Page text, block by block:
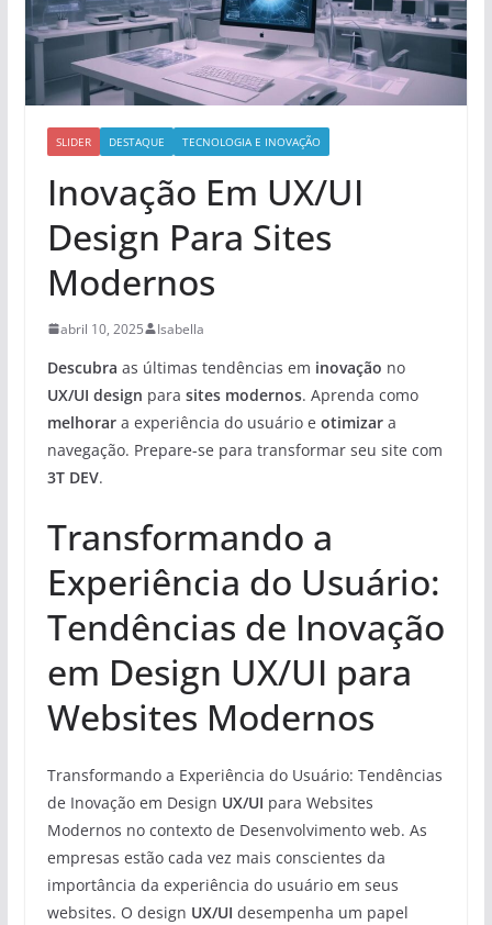
SLIDER DESTAQUE TECNOLOGIA E INOVAÇÃO
Inovação Em UX/UI
Design Para Sites
Modernos
abril 10, 2025 Isabella
Descubra as últimas tendências em inovação no
UX/UI design para sites modernos. Aprenda como
melhorara experiência do usuário e otimizara
navegação. Prepare-se para transformar seu site com
3T DEV.
Transformando a
Experiência do Usuário:
Tendências de Inovação
em Design UX/UI para
Websites Modernos
Transformando a Experiência do Usuário: Tendências
de Inovação em Design UX/UI para Websites
Modernos no contexto de Desenvolvimento web. As
empresas estão cada vez mais conscientes da
importância da experiência do usuário em seus
websites. O design UX/UI desempenha um papel